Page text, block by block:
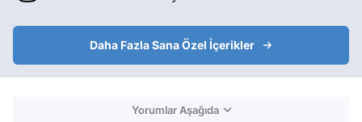
Daha Fazla Sana Özel İçerikler
Yorumlar Aşağıda